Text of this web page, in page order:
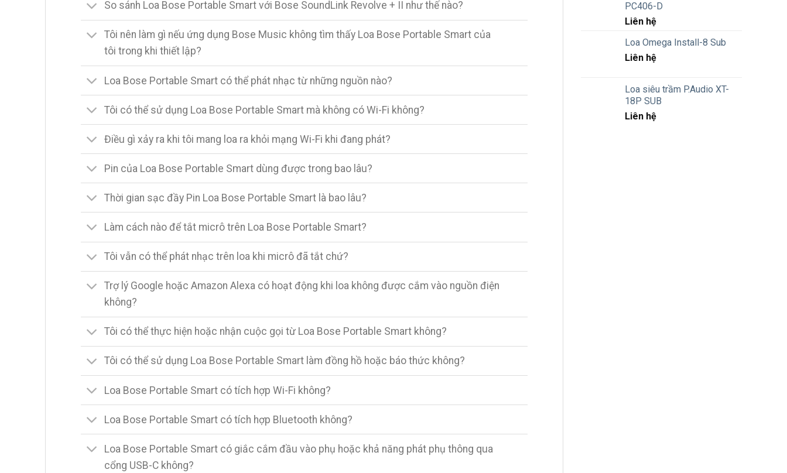
So sánh Loa Bose Portable Smart với Bose SoundLink Revolve + II như thế nào?
Tôi nên làm gì nếu ứng dụng Bose Music không tìm thấy Loa Bose Portable Smart của
tôi trong khi thiết lập?
Loa Bose Portable Smart có thể phát nhạc từ những nguồn nào?
Tôi có thể sử dụng Loa Bose Portable Smart mà không có Wi-Fi không?
Điều gì xảy ra khi tôi mang loa ra khỏi mạng Wi-Fi khi đang phát?
Pin của Loa Bose Portable Smart dùng được trong bao lâu?
Thời gian sạc đầy Pin Loa Bose Portable Smart là bao lâu?
Làm cách nào để tắt micrô trên Loa Bose Portable Smart?
Tôi vẫn có thể phát nhạc trên loa khi micrô đã tắt chứ?
Trợ lý Google hoặc Amazon Alexa có hoạt động khi loa không được cắm vào nguồn điện
không?
Tôi có thể thực hiện hoặc nhận cuộc gọi từ Loa Bose Portable Smart không?
Tôi có thể sử dụng Loa Bose Portable Smart làm đồng hồ hoặc báo thức không?
Loa Bose Portable Smart có tích hợp Wi-Fi không?
Loa Bose Portable Smart có tích hợp Bluetooth không?
Loa Bose Portable Smart có giắc cắm đầu vào phụ hoặc khả năng phát phụ thông qua
cổng USB-C không?
PC406-D
Liên hệ
Loa Omega Install-8 Sub
Liên hệ
Loa siêu trầm P.Audio XT-
18P SUB
Liên hệ